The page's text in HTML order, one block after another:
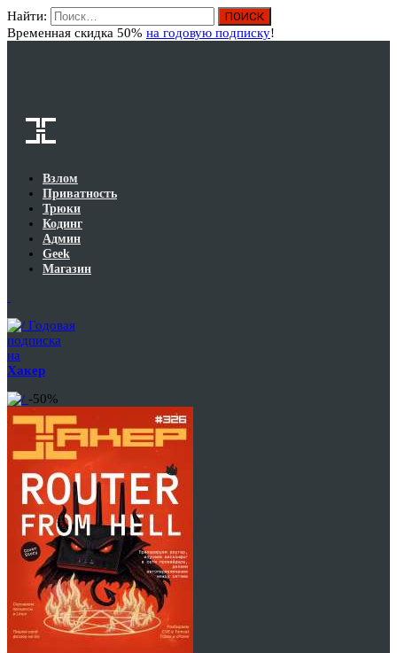
Найти:
Временная скидка 50% на годовую подписку!
Взлом
Приватность
Трюки
Кодинг
Админ
Geek
Магазин
Годовая
подписка
на
Хакер
-50%